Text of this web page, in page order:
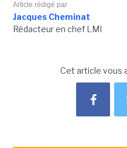
Article rédigé par
Jacques Cheminat
Rédacteur en chef LMI
Cet article vous